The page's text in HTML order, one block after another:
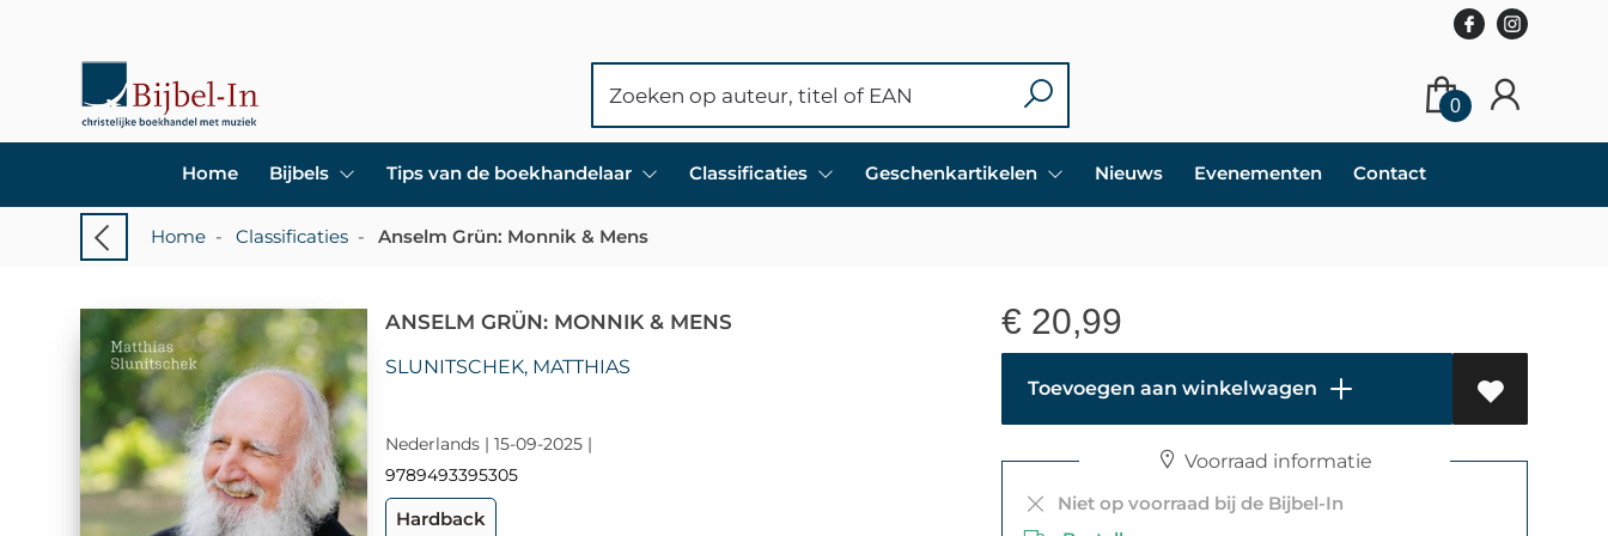
0
Home Bijbels Tips van de boekhandelaar Classificaties Geschenkartikelen Nieuws Evenementen Contact
Home - Classificaties - Anselm Grün: Monnik & Mens
ANSELM GRÜN: MONNIK & MENS
SLUNITSCHEK, MATTHIAS
Nederlands | 15-09-2025 |
9789493395305
Hardback
€ 20,99
Toevoegen aan winkelwagen
Voorraad informatie
Niet op voorraad bij de Bijbel-In